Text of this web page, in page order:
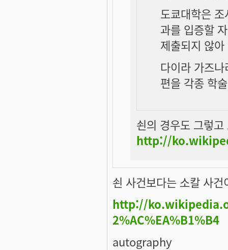
도쿄대학은
과를 입증할
제출되지 않
다이라 가즈
편을 각종 학
쇤의 경우도 그렇
http://
쇤 사건보다는 소칼 사
http://
2%AC%EA%B1%B4
autography